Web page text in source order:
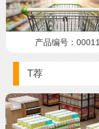
产品编号：00011
T荐